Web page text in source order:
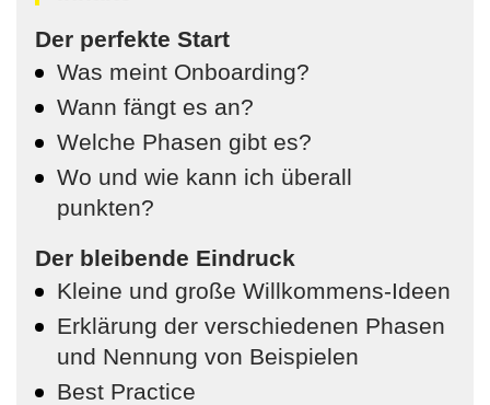
Der perfekte Start
Was meint Onboarding?
Wann fängt es an?
Welche Phasen gibt es?
Wo und wie kann ich überall
punkten?
Der bleibende Eindruck
Kleine und große Willkommens-Ideen
Erklärung der verschiedenen Phasen
und Nennung von Beispielen
Best Practice